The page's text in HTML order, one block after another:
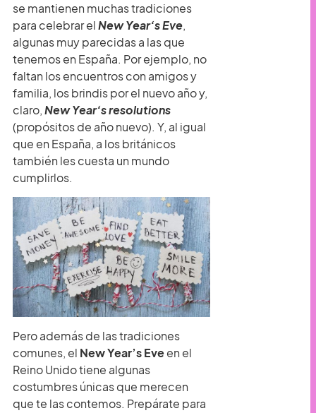
se mantienen muchas tradiciones
para celebrar elNew Year’s Eve,
algunas muy parecidas a las que
tenemos en España. Por ejemplo, no
faltan los encuentros con amigos y
familia, los brindis por el nuevo año y,
claro,New Year’s resolutions
(propósitos de año nuevo). Y, al igual
que en España, a los británicos
también les cuesta un mundo
cumplirlos.
Pero además de las tradiciones
comunes, el New Year’s Eveen el
Reino Unido tiene algunas
costumbres únicas que merecen
que te las contemos. Prepárate para